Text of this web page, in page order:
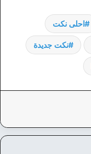
احلى نكت
نكت جديدة